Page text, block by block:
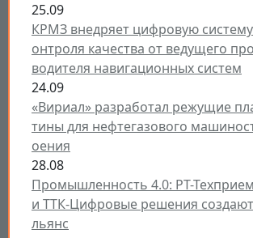
25.09
КРМЗ внедряет цифровую
онтроля качества от ведущего
водителя навигационных систем
24.09
«Вириал» разработал режущие
тины для нефтегазового
оения
28.08
Промышленность 4.0: РТ-
и ТТК-Цифровые решения
льянс